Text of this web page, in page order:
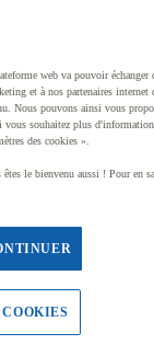
web va pouvoir échanger
et à nos partenaires internet
Nous pouvons ainsi vous
vous souhaitez plus
des cookies ».
le bienvenu aussi ! Pour en